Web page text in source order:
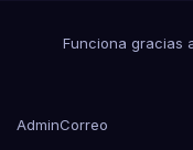
Funciona gracias
AdminCorreo